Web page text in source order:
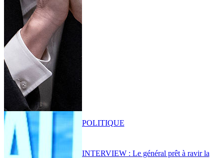
INTERVIEW : Le général prêt à ravir la
POLITIQUE